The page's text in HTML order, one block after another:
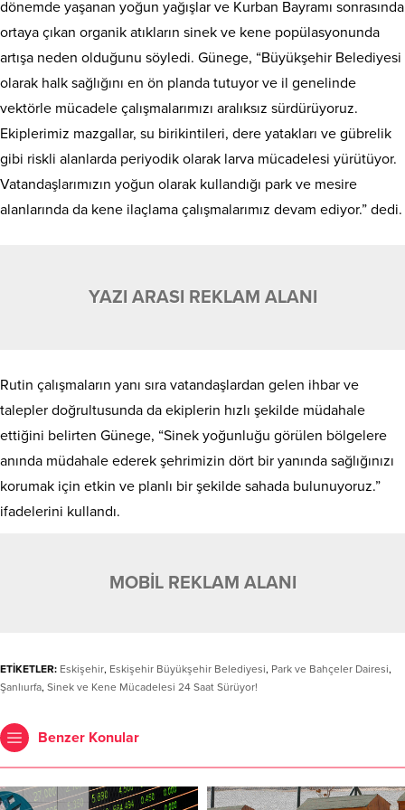
dönemde yaşanan yoğun yağışlar ve Kurban Bayramı sonrasında
ortaya çıkan organik atıkların sinek ve kene popülasyonunda
artışa neden olduğunu söyledi. Günege, “Büyükşehir Belediyesi
olarak halk sağlığını en ön planda tutuyor ve il genelinde
vektörle mücadele çalışmalarımızı aralıksız sürdürüyoruz.
Ekiplerimiz mazgallar, su birikintileri, dere yatakları ve gübrelik
gibi riskli alanlarda periyodik olarak larva mücadelesi yürütüyor.
Vatandaşlarımızın yoğun olarak kullandığı park ve mesire
alanlarında da kene ilaçlama çalışmalarımız devam ediyor.” dedi.
YAZI ARASI REKLAM ALANI
Rutin çalışmaların yanı sıra vatandaşlardan gelen ihbar ve
talepler doğrultusunda da ekiplerin hızlı şekilde müdahale
ettiğini belirten Günege, “Sinek yoğunluğu görülen bölgelere
anında müdahale ederek şehrimizin dört bir yanında sağlığınızı
korumak için etkin ve planlı bir şekilde sahada bulunuyoruz.”
ifadelerini kullandı.
MOBİL REKLAM ALANI
ETİKETLER: Eskişehir, Eskişehir Büyükşehir Belediyesi, Park ve Bahçeler Dairesi,
Şanlıurfa, Sinek ve Kene Mücadelesi 24 Saat Sürüyor!
Benzer Konular